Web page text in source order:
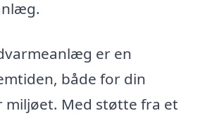
er en
både for din
miljøet. Med støtte fra et